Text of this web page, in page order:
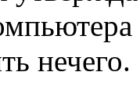
нечего.